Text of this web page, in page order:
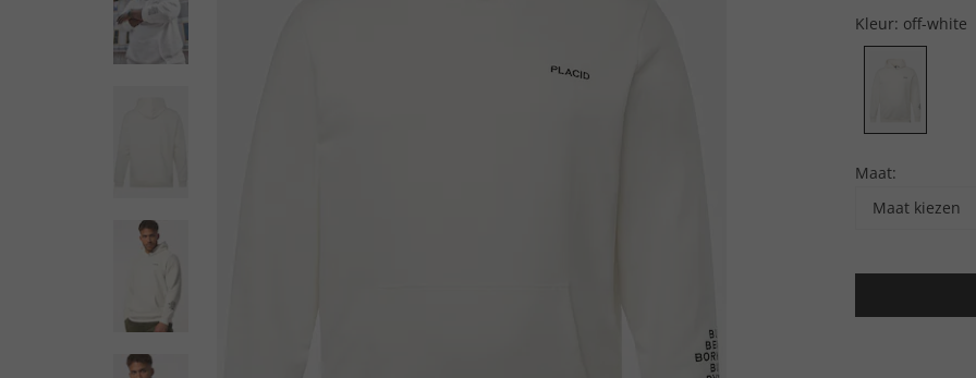
Kleur: off-white
Maat:
Maat kiezen